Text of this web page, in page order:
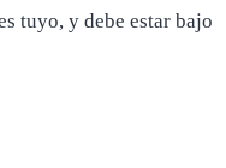
tuyo, y debe estar bajo